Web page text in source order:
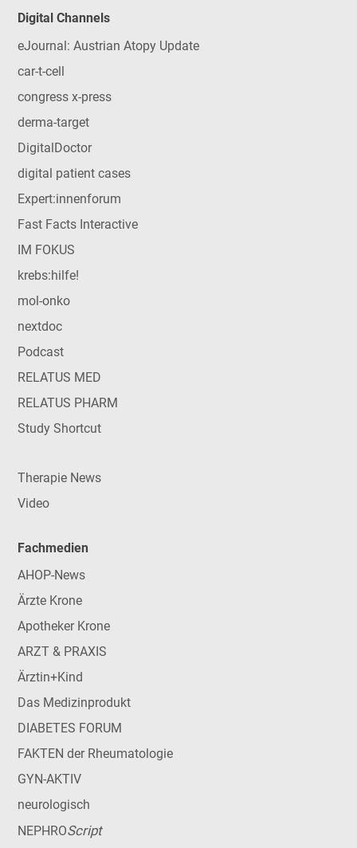
Digital Channels
eJournal: Austrian Atopy Update
car-t-cell
congress x-press
derma-target
DigitalDoctor
digital patient cases
Expert:innenforum
Fast Facts Interactive
IM FOKUS
krebs:hilfe!
mol-onko
nextdoc
Podcast
RELATUS MED
RELATUS PHARM
Study Shortcut
Therapie News
Video
Fachmedien
AHOP-News
Ärzte Krone
Apotheker Krone
ARZT & PRAXIS
Ärztin+Kind
Das Medizinprodukt
DIABETES FORUM
FAKTEN der Rheumatologie
GYN-AKTIV
neurologisch
NEPHROScript